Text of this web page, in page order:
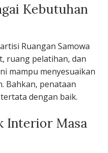
Kebutuhan
Ruangan Samowa
ruang pelatihan, dan
mampu menyesuaikan
Bahkan, penataan
dengan baik.
Interior Masa